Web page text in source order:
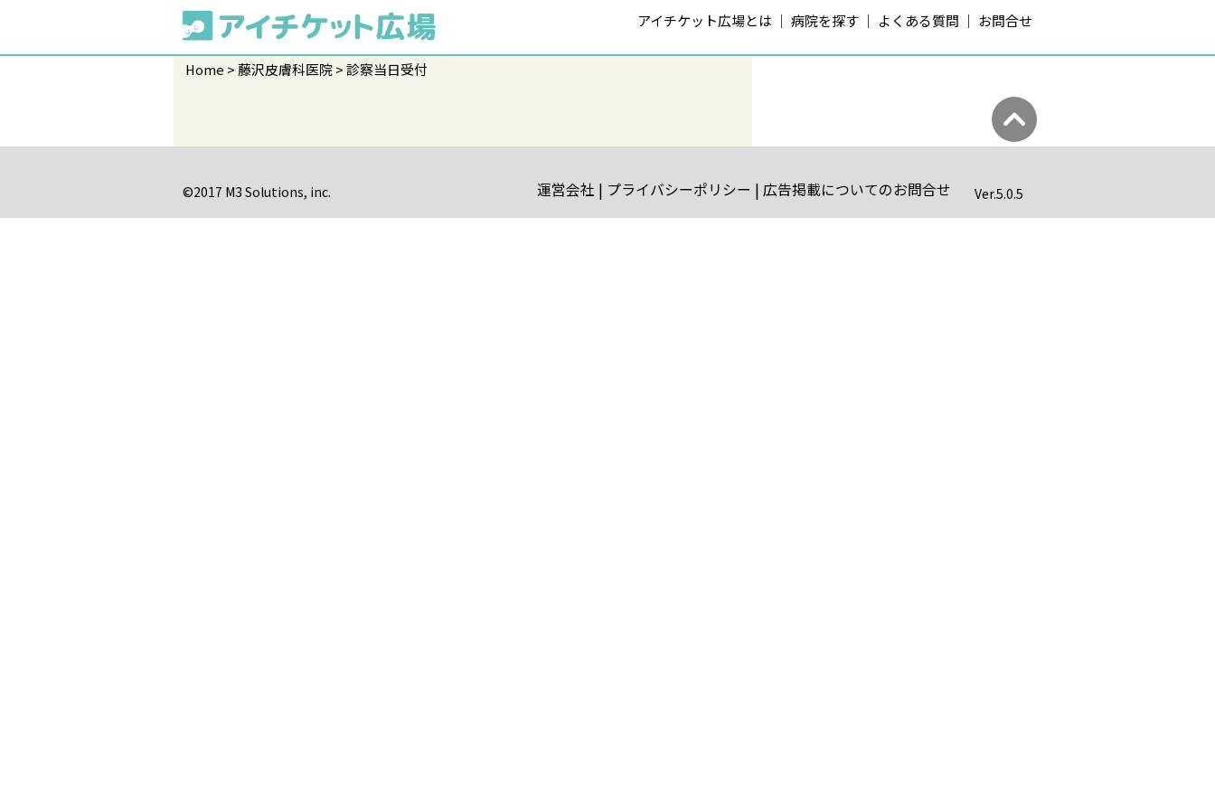
アイチケット広場とは 病院を探す よくある質問 お問合せ
Home 藤沢皮膚科医院 診察当日受付
運営会社 プライバシーポリシー 広告掲載についてのお問合せ
©2017 M3 Solutions, inc. Ver.5.0.5